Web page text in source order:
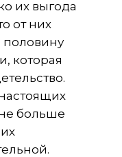
их выгода
от них
половину
которая
больше